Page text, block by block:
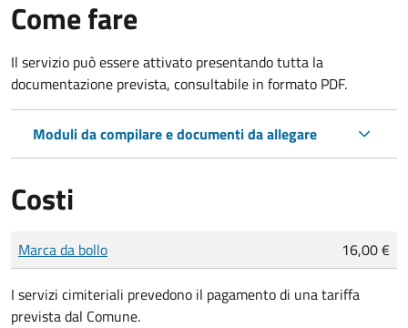
Come fare
Il servizio può essere attivato presentando tutta la
documentazione prevista, consultabile in formato PDF.
Moduli da compilare e documenti da allegare
Costi
Tipo di pagamento
Importo
Marca da bollo 16,00 €
I servizi cimiteriali prevedono il pagamento di una tariffa
prevista dal Comune.